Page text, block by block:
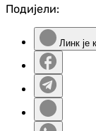
Подијели:
Линк је